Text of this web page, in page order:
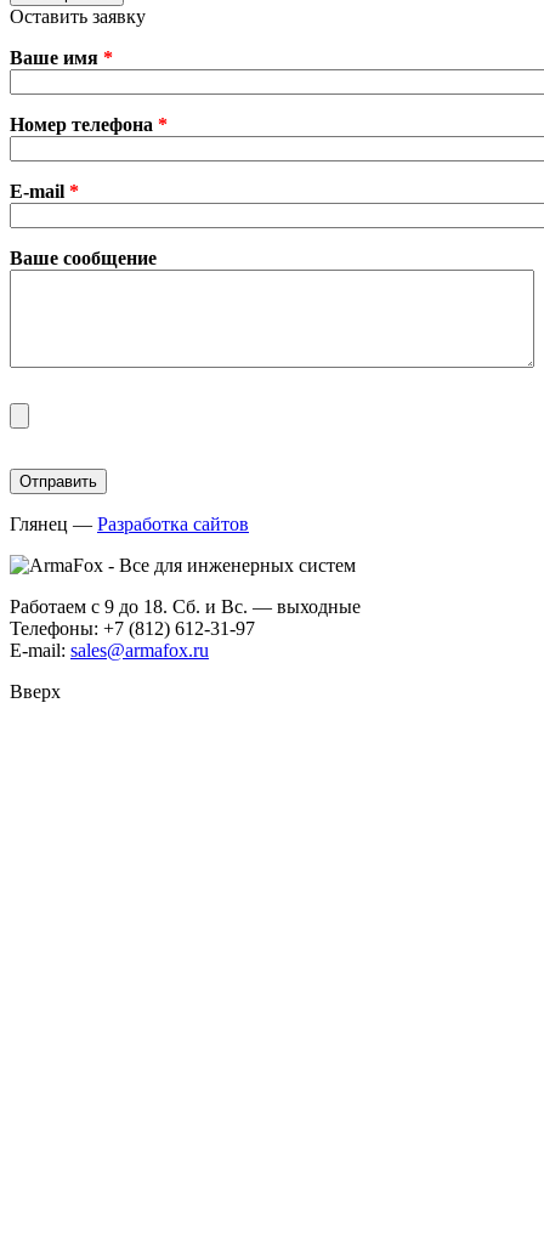
Оставить заявку
Ваше имя *
Номер телефона *
E-mail *
Ваше сообщение
Глянец — Разработка сайтов
Работаем с 9 до 18. Сб. и Вс. — выходные
Телефоны: +7 (812) 612-31-97
E-mail: sales@armafox.ru
Вверх